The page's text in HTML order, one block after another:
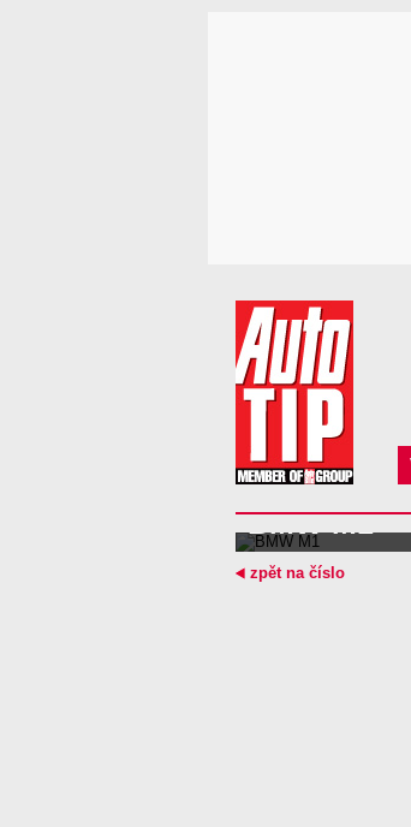
BMW M1
zpět na číslo